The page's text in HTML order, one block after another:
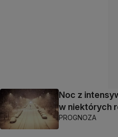
Noc z
w niektórych
PROGNOZA